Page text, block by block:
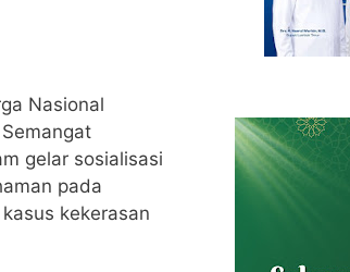
Nasional
gelar sosialisasi
pada
kekerasan